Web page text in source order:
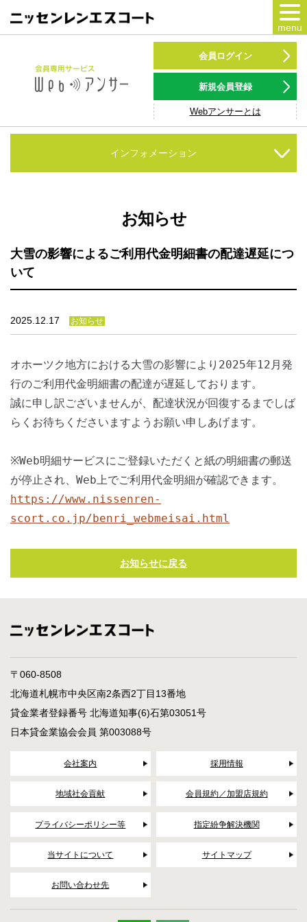
menu
カードをつかう
NSポイント
キャンペーン
サービス
加盟店のみなさま
会員ログイン
新規会員登録
Webアンサーとは
インフォメーション
お知らせ
大雪の影響によるご利用代金明細書の配達遅延につ
いて
2025.12.17 お知らせ
オホーツク地方における大雪の影響により2025年12月発
行のご利用代金明細書の配達が遅延しております。
誠に申し訳ございませんが、配達状況が回復するまでしば
らくお待ちくださいますようお願い申しあげます。
※Web明細サービスにご登録いただくと紙の明細書の郵送
が停止され、Web上でご利用代金明細が確認できます。
https://www.nissenren-
scort.co.jp/benri_webmeisai.html
お知らせに戻る
〒060-8508
北海道札幌市中央区南2条西2丁目13番地
貸金業者登録番号 北海道知事(6)石第03051号
日本貸金業協会会員 第003088号
会社案内 採用情報
地域社会貢献 会員規約／加盟店規約
プライバシーポリシー等 指定紛争解決機関
当サイトについて サイトマップ
お問い合わせ先